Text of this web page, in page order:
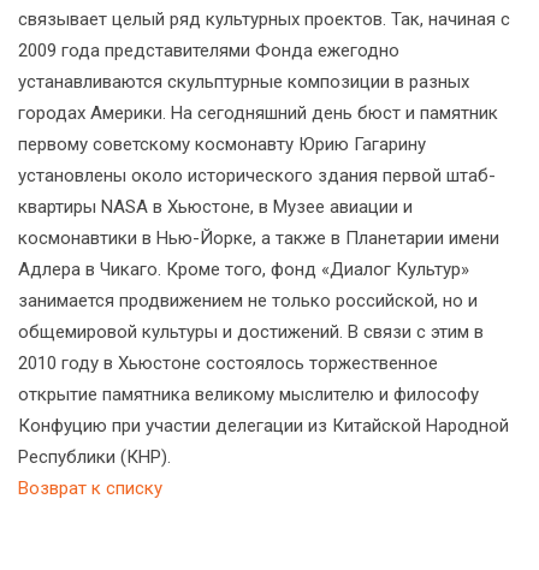
связывает целый ряд культурных проектов. Так, начиная с
2009 года представителями Фонда ежегодно
устанавливаются скульптурные композиции в разных
городах Америки. На сегодняшний день бюст и памятник
первому советскому космонавту Юрию Гагарину
установлены около исторического здания первой штаб-
квартиры NASA в Хьюстоне, в Музее авиации и
космонавтики в Нью-Йорке, а также в Планетарии имени
Адлера в Чикаго. Кроме того, фонд «Диалог Культур»
занимается продвижением не только российской, но и
общемировой культуры и достижений. В связи с этим в
2010 году в Хьюстоне состоялось торжественное
открытие памятника великому мыслителю и философу
Конфуцию при участии делегации из Китайской Народной
Республики (КНР).
Возврат к списку